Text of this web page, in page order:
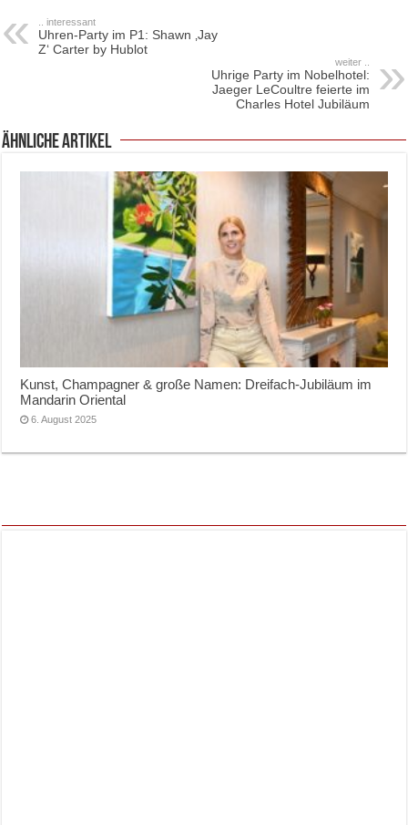
.. interessant
Uhren-Party im P1: Shawn ‚Jay
Z‘ Carter by Hublot
weiter ..
Uhrige Party im Nobelhotel:
Jaeger LeCoultre feierte im
Charles Hotel Jubiläum
ähnliche Artikel
Kunst, Champagner & große Namen: Dreifach-Jubiläum im
Mandarin Oriental
6. August 2025